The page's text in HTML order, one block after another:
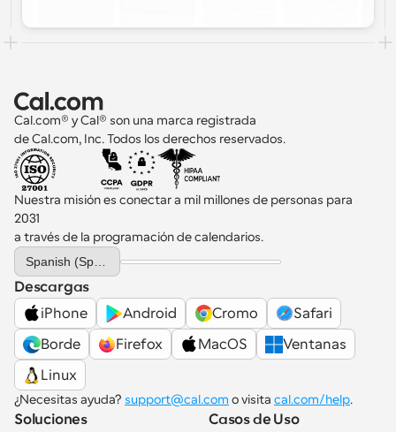
Cal.com® y Cal® son una marca registrada
de Cal.com, Inc. Todos los derechos reservados.
Nuestra misión es conectar a mil millones de personas para
2031
a través de la programación de calendarios.
Select Language
Descargas
iPhone
Android Cromo
Safari
Borde
Firefox MacOS
Ventanas
Linux
¿Necesitas ayuda? support@cal.com o visita cal.com/help.
Soluciones
Casos de Uso